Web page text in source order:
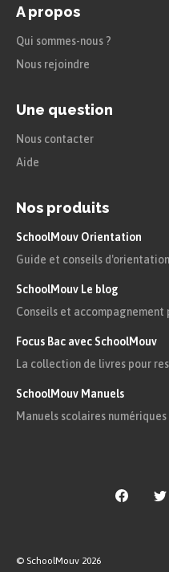
A propos
Qui sommes-nous ?
Nous rejoindre
Une question
Nous contacter
Aide
Nos produits
SchoolMouv Orientation
Guide et conseils
SchoolMouv Le blog
Conseils et accompagnement
Focus Bac avec SchoolMouv
La collection de livres pour
SchoolMouv Manuels
Manuels scolaires numériques
© SchoolMouv 2026